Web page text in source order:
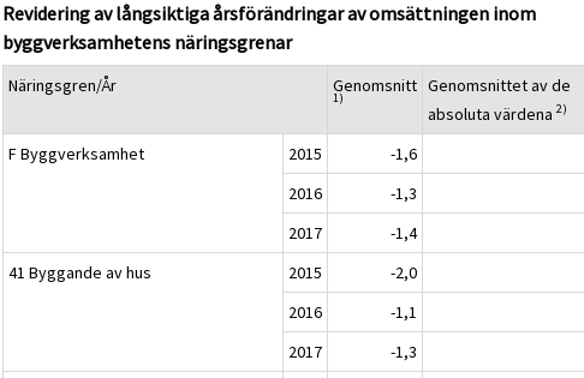
Revidering av långsiktiga årsförändringar av omsättningen inom
byggverksamhetens näringsgrenar
Näringsgren/År Genomsnitt
1)
Genomsnittet av de
absoluta värdena2)
F Byggverksamhet 2015 -1,6
2016
-1,3
2017
-1,4
41 Byggande av hus
2015 -2,0
2016
-1,1
2017
-1,3